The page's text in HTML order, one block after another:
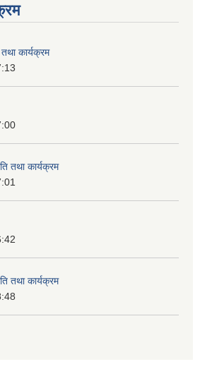
कार्यक्रम
तथा कार्यक्रम
तथा कार्यक्रम